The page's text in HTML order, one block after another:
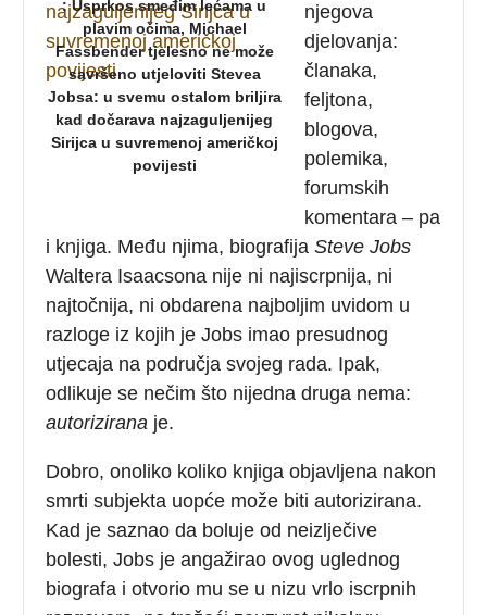
: Usprkos smeđim lećama u
plavim očima, Michael
Fassbender tjelesno ne može
savršeno utjeloviti Stevea
Jobsa: u svemu ostalom briljira
kad dočarava najzaguljenijeg
Sirijca u suvremenoj američkoj
povijesti
njegova
djelovanja:
članaka,
feljtona,
blogova,
polemika,
forumskih
komentara – pa
i knjiga. Među njima, biografijaSteve Jobs
Waltera Isaacsona nije ni najiscrpnija, ni
najtočnija, ni obdarena najboljim uvidom u
razloge iz kojih je Jobs imao presudnog
utjecaja na područja svojeg rada. Ipak,
odlikuje se nečim što nijedna druga nema:
autorizirana je.
Dobro, onoliko koliko knjiga objavljena nakon
smrti subjekta uopće može biti autorizirana.
Kad je saznao da boluje od neizlječive
bolesti, Jobs je angažirao ovog uglednog
biografa i otvorio mu se u nizu vrlo iscrpnih